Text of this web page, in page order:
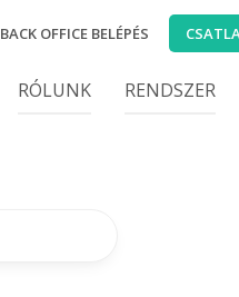
BACK OFFICE BELÉPÉS
RÓLUNK RENDSZER